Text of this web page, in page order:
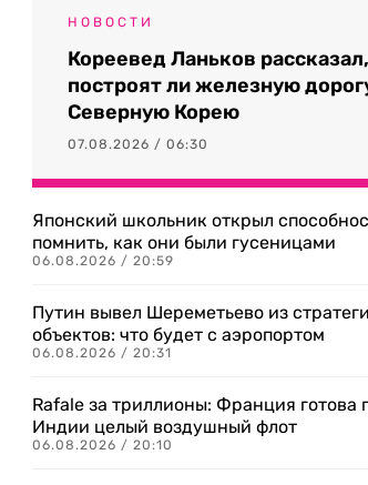
НОВОСТИ
Кореевед Ланьков рассказал,
построят ли железную
Северную Корею
07.08.2026 / 06:30
Японский школьник открыл
помнить, как они были гусеницами
06.08.2026 / 20:59
Путин вывел Шереметьево из
объектов: что будет с аэропортом
06.08.2026 / 20:31
Rafale за триллионы: Франция готова
Индии целый воздушный флот
06.08.2026 / 20:10